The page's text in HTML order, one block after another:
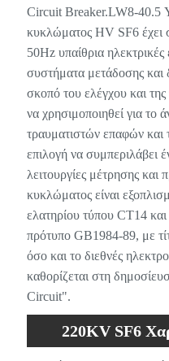
Circuit Breaker.LW8-40.5
κυκλώματος HV SF6 έχει
50Hz υπαίθρια
συστήματα μετάδοσης και
σκοπό του ελέγχου και
να χρησιμοποιηθεί για το
τραυματιστών επαφών
επιλογή να συμπεριλάβει
λειτουργίες μέτρησης και
κυκλώματος είναι
ελατηρίου τύπου CT14
πρότυπο GB1984-89, με
όσο και το διεθνές
καθορίζεται στη
Circuit".
220KV SF6